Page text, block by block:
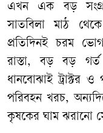
এখন এক বড়
সাতবিলা মাঠ
প্রতিদিনই চরম
রাস্তা, বড় বড়
ধানবোঝাই ট্রাক্টর
পরিবহন খরচ,
কৃষকের ঘাম ঝরানো